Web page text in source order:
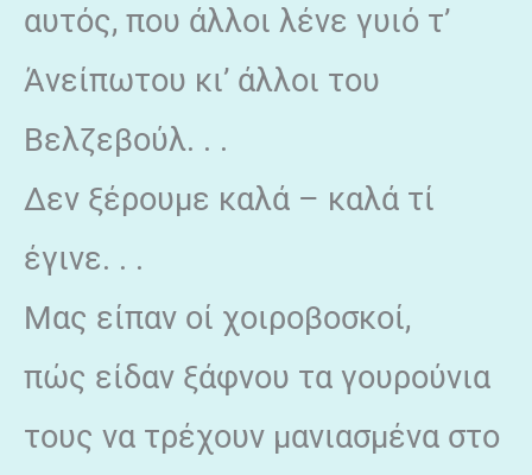
αυτός, που άλλοι λένε γυιό τ’
Άνείπωτου κι’ άλλοι του
Βελζεβούλ. . .
Δεν ξέρουμε καλά – καλά τί
έγινε. . .
Μας είπαν οί χοιροβοσκοί,
πώς είδαν ξάφνου τα γουρούνια
τους να τρέχουν μανιασμένα στο